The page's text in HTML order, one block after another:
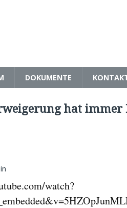
DOKUMENTE
hat immer
watch?